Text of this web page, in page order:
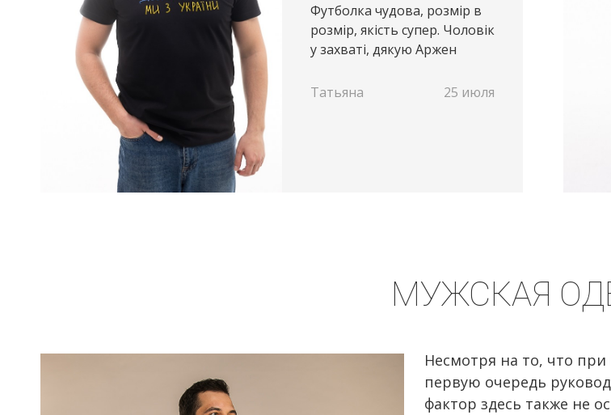
МУЖСКАЯ
Несмотря на то, что
первую очередь
фактор здесь также не
Футболка чудова, розмір в
розмір, якість супер. Чоловік
у захваті, дякую Аржен
Татьяна 25 июля